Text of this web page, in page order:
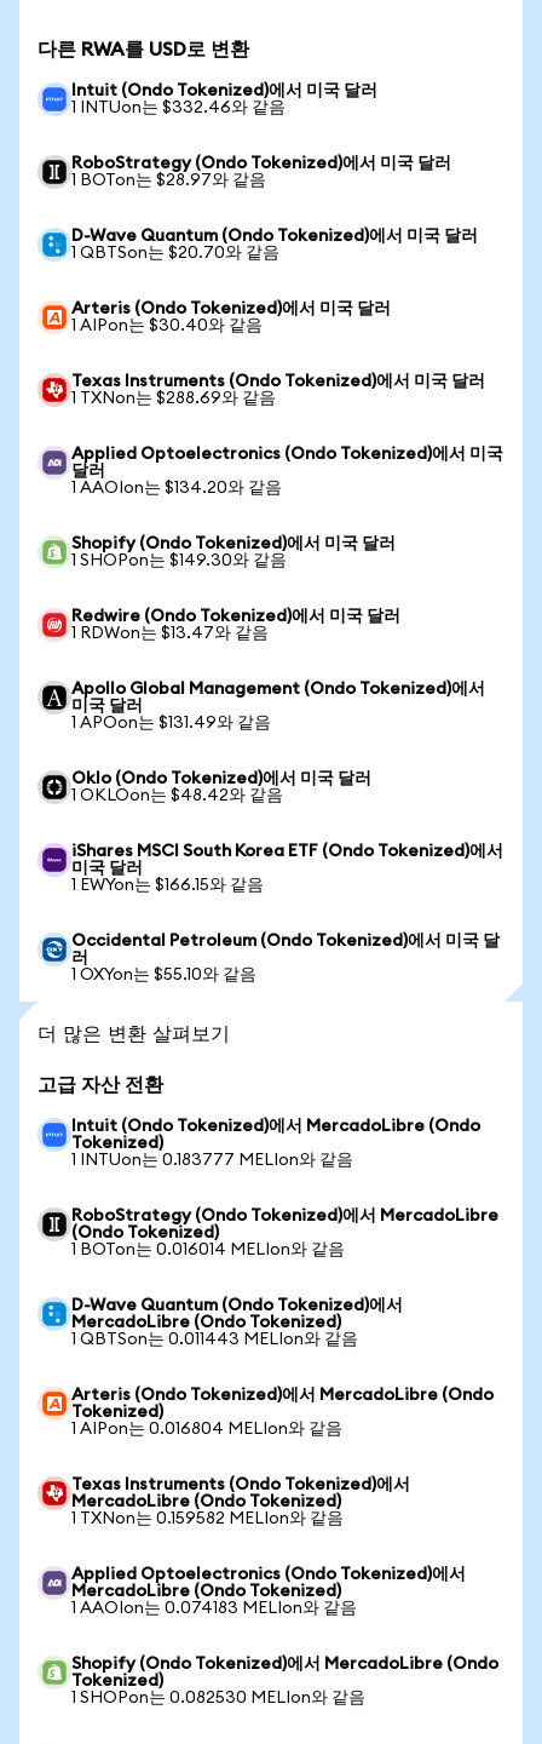
다른 RWA를 USD로 변환
Intuit (Ondo Tokenized)에서 미국 달러
1 INTUon는 $332.46와 같음
RoboStrategy (Ondo Tokenized)에서 미국 달러
1 BOTon는 $28.97와 같음
D-Wave Quantum (Ondo Tokenized)에서 미국 달러
1 QBTSon는 $20.70와 같음
Arteris (Ondo Tokenized)에서 미국 달러
1 AIPon는 $30.40와 같음
Texas Instruments (Ondo Tokenized)에서 미국 달러
1 TXNon는 $288.69와 같음
Applied Optoelectronics (Ondo Tokenized)에서 미국
달러
1 AAOIon는 $134.20와 같음
Shopify (Ondo Tokenized)에서 미국 달러
1 SHOPon는 $149.30와 같음
Redwire (Ondo Tokenized)에서 미국 달러
1 RDWon는 $13.47와 같음
Apollo Global Management (Ondo Tokenized)에서
미국 달러
1 APOon는 $131.49와 같음
Oklo (Ondo Tokenized)에서 미국 달러
1 OKLOon는 $48.42와 같음
iShares MSCI South Korea ETF (Ondo Tokenized)에서
미국 달러
1 EWYon는 $166.15와 같음
Occidental Petroleum (Ondo Tokenized)에서 미국 달
러
1 OXYon는 $55.10와 같음
더 많은 변환 살펴보기
고급 자산 전환
Intuit (Ondo Tokenized)에서 MercadoLibre (Ondo
Tokenized)
1 INTUon는 0.183777 MELIon와 같음
RoboStrategy (Ondo Tokenized)에서 MercadoLibre
(Ondo Tokenized)
1 BOTon는 0.016014 MELIon와 같음
D-Wave Quantum (Ondo Tokenized)에서
MercadoLibre (Ondo Tokenized)
1 QBTSon는 0.011443 MELIon와 같음
Arteris (Ondo Tokenized)에서 MercadoLibre (Ondo
Tokenized)
1 AIPon는 0.016804 MELIon와 같음
Texas Instruments (Ondo Tokenized)에서
MercadoLibre (Ondo Tokenized)
1 TXNon는 0.159582 MELIon와 같음
Applied Optoelectronics (Ondo Tokenized)에서
MercadoLibre (Ondo Tokenized)
1 AAOIon는 0.074183 MELIon와 같음
Shopify (Ondo Tokenized)에서 MercadoLibre (Ondo
Tokenized)
1 SHOPon는 0.082530 MELIon와 같음